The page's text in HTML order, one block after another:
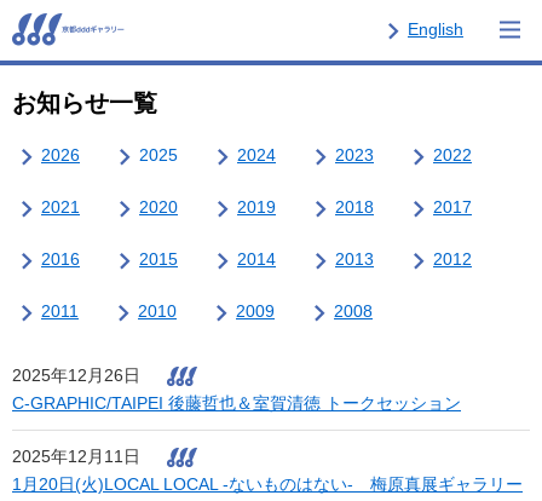
English
お知らせ一覧
2026 2025 2024 2023 2022
2021 2020 2019 2018 2017
2016 2015 2014 2013 2012
2011 2010 2009 2008
2025年12月26日
C-GRAPHIC/TAIPEI 後藤哲也＆室賀清徳 トークセッション
2025年12月11日
1月20日(火)LOCAL LOCAL -ないものはない- 梅原真展ギャラリー